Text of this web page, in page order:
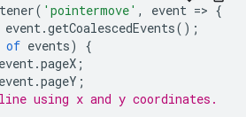
( 'pointermove' , event => {
event.getCoalescedEvents();
of events)
{
event.pageX ;
event.pageY ;
using x and y coordinates.